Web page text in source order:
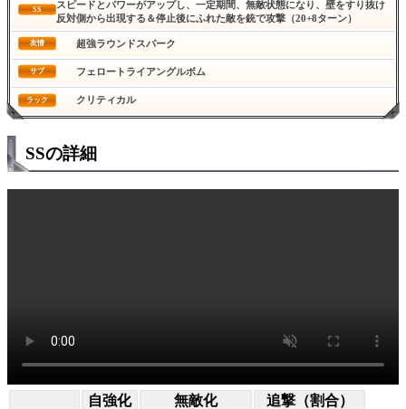
SS
スピードとパワーがアップし、一定期間、無敵状態になり、壁をすり抜け
反対側から出現する＆停止後にふれた敵を銃で攻撃（20+8ターン）
友情 超強ラウンドスパーク
サブ フェロートライアングルボム
ラック クリティカル
SSの詳細
自強化 無敵化 追撃（割合）